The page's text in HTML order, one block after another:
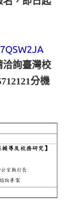
洽詢臺灣校
分機